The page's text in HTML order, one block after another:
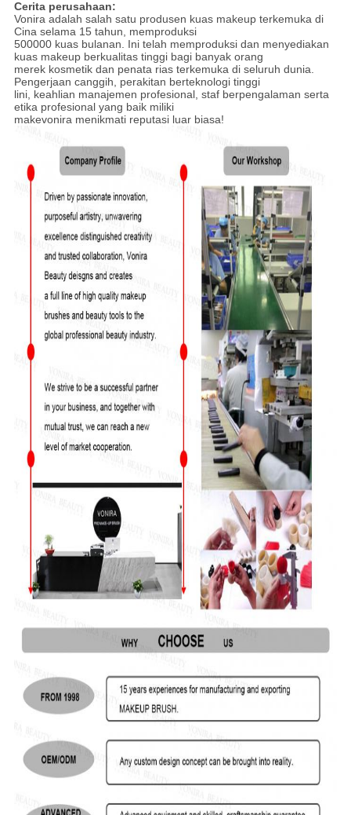
Cerita perusahaan:
Vonira adalah salah satu produsen kuas makeup terkemuka di
Cina selama 15 tahun, memproduksi
500000 kuas bulanan. Ini telah memproduksi dan menyediakan
kuas makeup berkualitas tinggi bagi banyak orang
merek kosmetik dan penata rias terkemuka di seluruh dunia.
Pengerjaan canggih, perakitan berteknologi tinggi
lini, keahlian manajemen profesional, staf berpengalaman serta
etika profesional yang baik miliki
makevonira menikmati reputasi luar biasa!